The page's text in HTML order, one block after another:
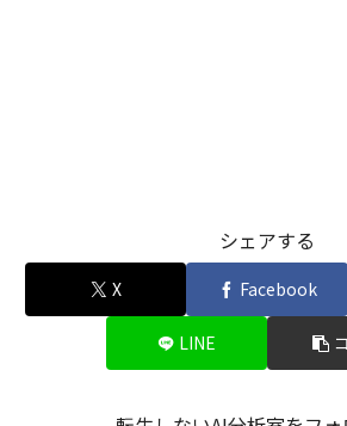
シェアする
X Facebook
LINE